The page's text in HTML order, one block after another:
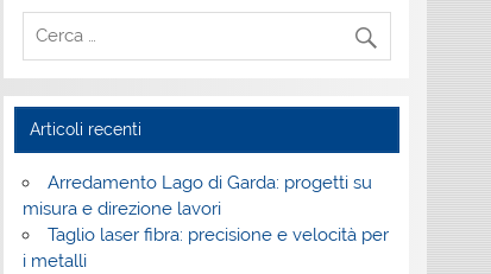
Articoli recenti
Arredamento Lago di Garda: progetti su
misura e direzione lavori
Taglio laser fibra: precisione e velocità per
i metalli